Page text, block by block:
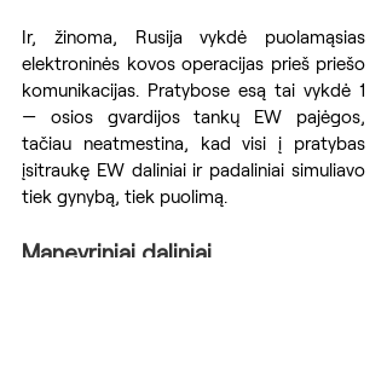
Ir, žinoma, Rusija vykdė puolamąsias
elektroninės kovos operacijas prieš priešo
komunikacijas. Pratybose esą tai vykdė 1
— osios gvardijos tankų EW pajėgos,
tačiau neatmestina, kad visi į pratybas
įsitraukę EW daliniai ir padaliniai simuliavo
tiek gynybą, tiek puolimą.
Manevriniai daliniai